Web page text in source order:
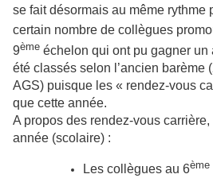
se fait désormais au même rythme
certain nombre de collègues
9ème échelon qui ont pu gagner
été classés selon l’ancien barème
AGS) puisque les « rendez-vous
que cette année.
A propos des rendez-vous
année (scolaire) :
Les collègues au 6ème